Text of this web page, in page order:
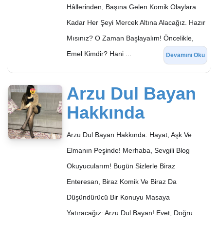
Hâllerinden, Başına Gelen Komik Olaylara
Kadar Her Şeyi Mercek Altına Alacağız. Hazır
Mısınız? O Zaman Başlayalım! Öncelikle,
Emel Kimdir? Hani ...
Devamını Oku
Arzu Dul Bayan
Hakkında
Arzu Dul Bayan Hakkında: Hayat, Aşk Ve
Elmanın Peşinde! Merhaba, Sevgili Blog
Okuyucularım! Bugün Sizlerle Biraz
Enteresan, Biraz Komik Ve Biraz Da
Düşündürücü Bir Konuyu Masaya
Yatıracağız: Arzu Dul Bayan! Evet, Doğru